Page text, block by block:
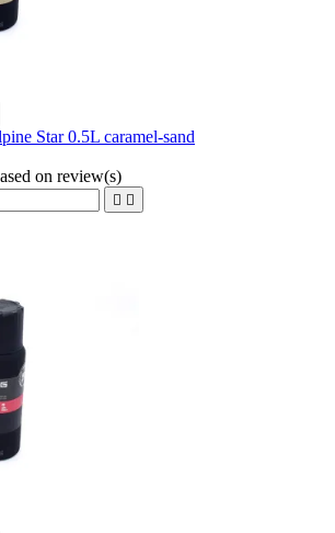
Star 0.5L caramel-sand
on review(s)
 